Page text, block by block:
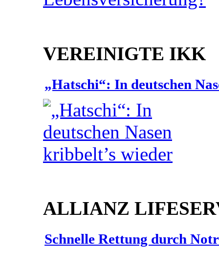
VEREINIGTE IKK
„Hatschi“: In deutschen
ALLIANZ
Schnelle Rettung durch